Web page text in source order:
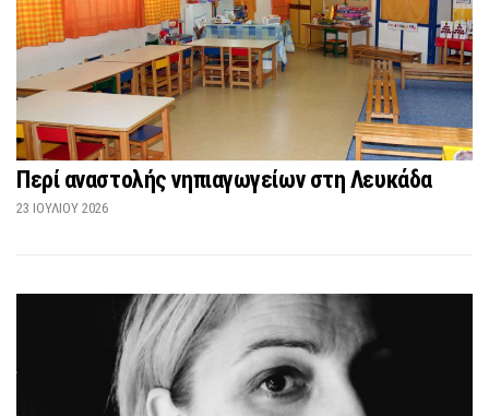
Περί αναστολής νηπιαγωγείων στη Λευκάδα
23 ΙΟΥΛΊΟΥ 2026